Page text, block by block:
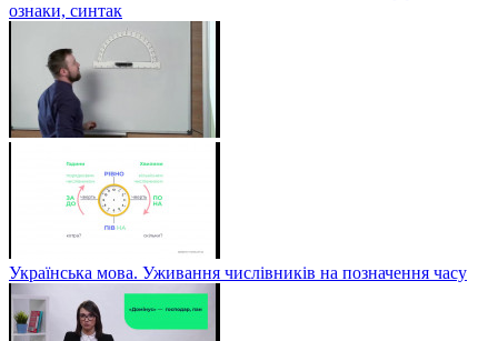
ознаки, синтак
Українська мова. Уживання числівників на позначення часу